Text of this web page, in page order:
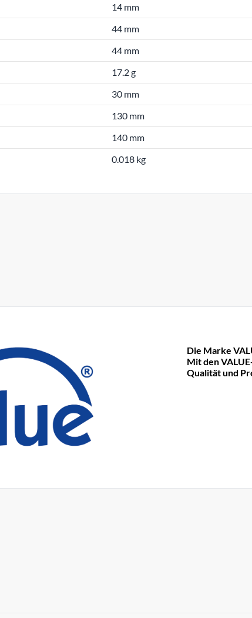
14 mm
44 mm
44 mm
17.2 g
30 mm
130 mm
140 mm
0.018 kg
Die Marke
Mit den
Qualität und